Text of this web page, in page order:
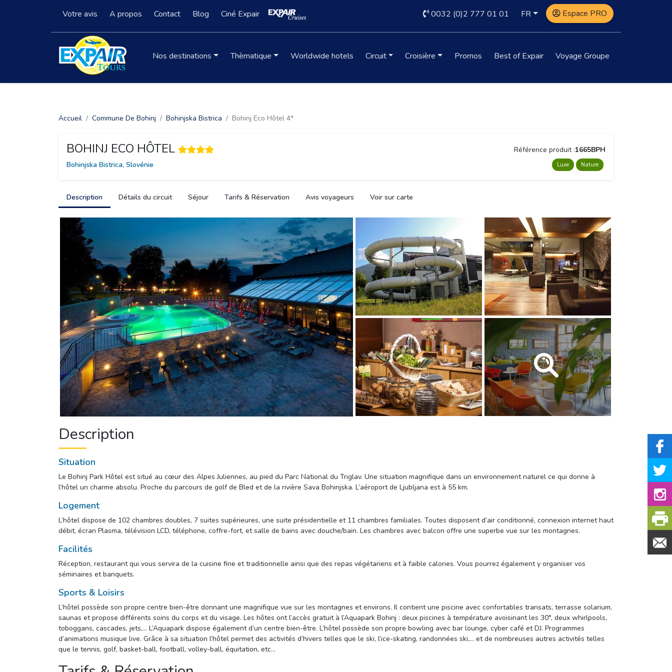
Votre avis A propos Contact Blog Ciné Expair 0032 (0)2 777 01 01 FR Espace PRO
Nos destinations Thèmatique Worldwide hotels Circuit Croisière Promos Best of Expair Voyage Groupe
Accueil Commune De Bohinj Bohinjska Bistrica Bohinj Eco Hôtel 4*
BOHINJ ECO HÔTEL
Bohinjska Bistrica, Slovénie
Référence produit :1665BPH
Luxe Nature
Description Détails du circuit Séjour Tarifs & Réservation Avis voyageurs Voir sur carte
Description
Situation
Le Bohinj Park Hôtel est situé au cœur des Alpes Juliennes, au pied du Parc National du Triglav. Une situation magnifique dans un environnement naturel ce qui donne à
l’hôtel un charme absolu. Proche du parcours de golf de Bled et de la rivière Sava Bohinjska. L’aéroport de Ljubljana est à 55 km.
Logement
L’hôtel dispose de 102 chambres doubles, 7 suites supérieures, une suite présidentielle et 11 chambres familiales. Toutes disposent d’air conditionné, connexion internet haut
débit, écran Plasma, télévision LCD, téléphone, coffre-fort, et salle de bains avec douche/bain. Les chambres avec balcon offre une superbe vue sur les montagnes.
Facilités
Réception, restaurant qui vous servira de la cuisine fine et traditionnelle ainsi que des repas végétariens et à faible calories. Vous pourrez également y organiser vos
séminaires et banquets.
Sports & Loisirs
L’hôtel possède son propre centre bien-être donnant une magnifique vue sur les montagnes et environs. Il contient une piscine avec confortables transats, terrasse solarium,
saunas et propose différents soins du corps et du visage. Les hôtes ont l’accès gratuit à l’Aquapark Bohinj : deux piscines à température avoisinant les 30°, deux whirlpools,
toboggans, cascades, jets,… L’Aquapark dispose également d’un centre bien-être. L’hôtel possède son propre bowling avec bar lounge, cyber café et DJ. Programmes
d’animations musique live. Grâce à sa situation l’hôtel permet des activités d’hivers telles que le ski, l’ice-skating, randonnées ski,… et de nombreuses autres activités telles
que le tennis, golf, basket-ball, football, volley-ball, équitation, etc…